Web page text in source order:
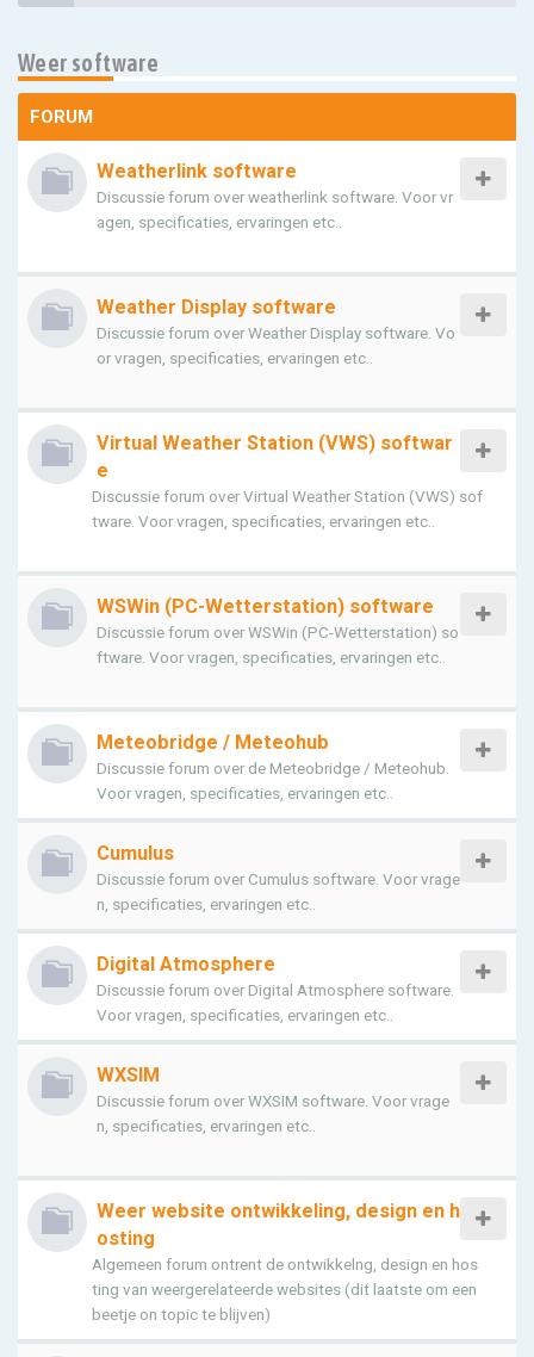
Weer software
FORUM
Weatherlink software
Discussie forum over weatherlink software. Voor vr
agen, specificaties, ervaringen etc..
Weather Display software
Discussie forum over Weather Display software. Vo
or vragen, specificaties, ervaringen etc..
Virtual Weather Station (VWS) softwar
e
Discussie forum over Virtual Weather Station (VWS) sof
tware. Voor vragen, specificaties, ervaringen etc..
WSWin (PC-Wetterstation) software
Discussie forum over WSWin (PC-Wetterstation) so
ftware. Voor vragen, specificaties, ervaringen etc..
Meteobridge / Meteohub
Discussie forum over de Meteobridge / Meteohub.
Voor vragen, specificaties, ervaringen etc..
Cumulus
Discussie forum over Cumulus software. Voor vrage
n, specificaties, ervaringen etc..
Digital Atmosphere
Discussie forum over Digital Atmosphere software.
Voor vragen, specificaties, ervaringen etc..
WXSIM
Discussie forum over WXSIM software. Voor vrage
n, specificaties, ervaringen etc..
Weer website ontwikkeling, design en h
osting
Algemeen forum ontrent de ontwikkelng, design en hos
ting van weergerelateerde websites (dit laatste om een
beetje on topic te blijven)